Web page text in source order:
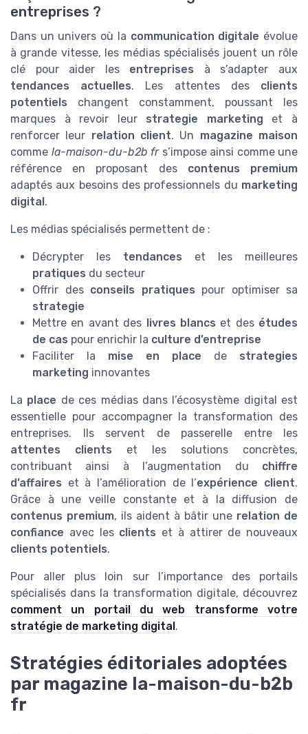
entreprises ?
Dans un univers où la communication digitale évolue
à grande vitesse, les médias spécialisés jouent un rôle
clé pour aider les entreprises à s’adapter aux
tendances actuelles. Les attentes des clients
potentiels changent constamment, poussant les
marques à revoir leur strategie marketing et à
renforcer leur relation client. Un magazine maison
comme la-maison-du-b2b frs’impose ainsi comme une
référence en proposant des contenus premium
adaptés aux besoins des professionnels du marketing
digital.
Les médias spécialisés permettent de :
Décrypter les tendances et les meilleures
pratiques du secteur
Offrir des conseils pratiques pour optimiser sa
strategie
Mettre en avant des livres blancs et des études
de cas pour enrichir la culture d’entreprise
Faciliter la mise en place de strategies
marketing innovantes
La place de ces médias dans l’écosystème digital est
essentielle pour accompagner la transformation des
entreprises. Ils servent de passerelle entre les
attentes clients et les solutions concrètes,
contribuant ainsi à l’augmentation du chiffre
d’affaires et à l’amélioration de l’expérience client.
Grâce à une veille constante et à la diffusion de
contenus premium, ils aident à bâtir une relation de
confiance avec les clients et à attirer de nouveaux
clients potentiels.
Pour aller plus loin sur l’importance des portails
spécialisés dans la transformation digitale, découvrez
comment un portail du web transforme votre
stratégie de marketing digital.
Stratégies éditoriales adoptées
par magazine la-maison-du-b2b
fr